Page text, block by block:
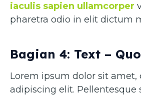
iaculis sapien ullamcorper
pharetra odio in elit dictum
Bagian 4: Text –
Lorem ipsum dolor sit amet,
adipiscing elit. Pellentesque